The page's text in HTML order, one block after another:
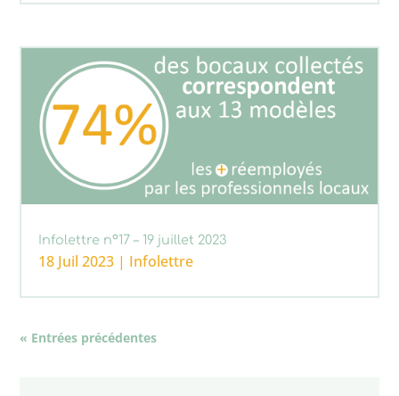
Infolettre n°17 – 19 juillet 2023
18 Juil 2023 | Infolettre
« Entrées précédentes